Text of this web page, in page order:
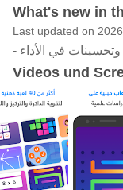
der Lage, die
dies zu tun.
Finden Sie die
Familie!
----------
Sholah ist der
hilft, Ihr
What's new in
Last updated on
Videos und